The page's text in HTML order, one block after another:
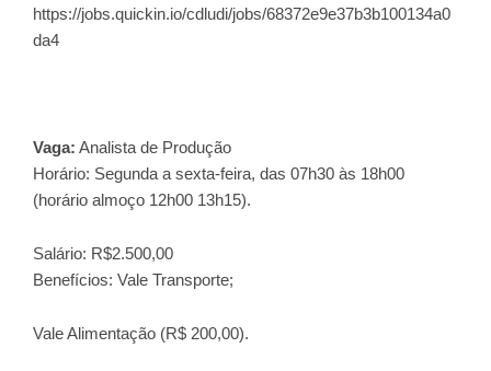
https://jobs.quickin.io/cdludi/jobs/68372e9e37b3b100134a0
da4
Vaga: Analista de Produção
Horário: Segunda a sexta-feira, das 07h30 às 18h00
(horário almoço 12h00 13h15).
Salário: R$2.500,00
Benefícios: Vale Transporte;
Vale Alimentação (R$ 200,00).